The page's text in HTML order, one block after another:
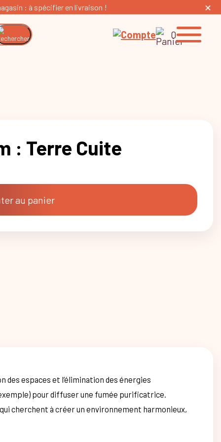
: à spécifier en livraison !
0
: Terre Cuite
au panier
espaces et l’élimination des énergies
pour diffuser une fumée purificatrice.
cherchent à créer un environnement harmonieux,